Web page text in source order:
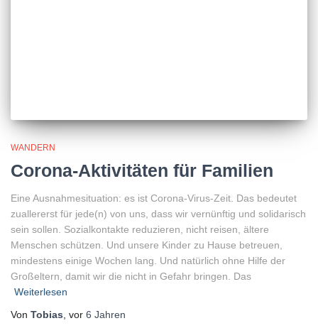
WANDERN
Corona-Aktivitäten für Familien
Eine Ausnahmesituation: es ist Corona-Virus-Zeit. Das bedeutet
zuallererst für jede(n) von uns, dass wir vernünftig und solidarisch
sein sollen. Sozialkontakte reduzieren, nicht reisen, ältere
Menschen schützen. Und unsere Kinder zu Hause betreuen,
mindestens einige Wochen lang. Und natürlich ohne Hilfe der
Großeltern, damit wir die nicht in Gefahr bringen. Das
Weiterlesen
Von Tobias, vor 6 Jahren